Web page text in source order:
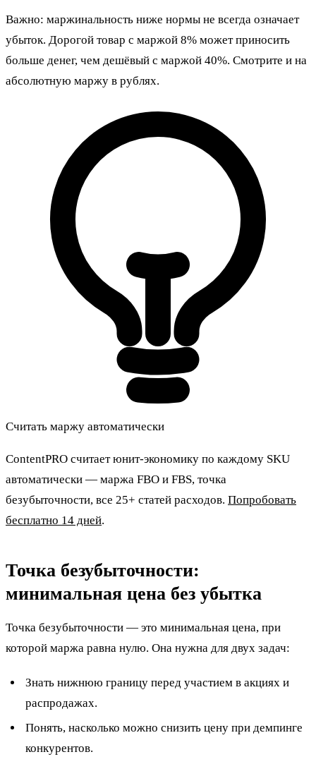
Важно: маржинальность ниже нормы не всегда означает
убыток. Дорогой товар с маржой 8% может приносить
больше денег, чем дешёвый с маржой 40%. Смотрите и на
абсолютную маржу в рублях.
Считать маржу автоматически
ContentPRO считает юнит-экономику по каждому SKU
автоматически — маржа FBO и FBS, точка
безубыточности, все 25+ статей расходов. Попробовать
бесплатно 14 дней.
Точка безубыточности:
минимальная цена без убытка
Точка безубыточности — это минимальная цена, при
которой маржа равна нулю. Она нужна для двух задач:
Знать нижнюю границу перед участием в акциях и
распродажах.
Понять, насколько можно снизить цену при демпинге
конкурентов.